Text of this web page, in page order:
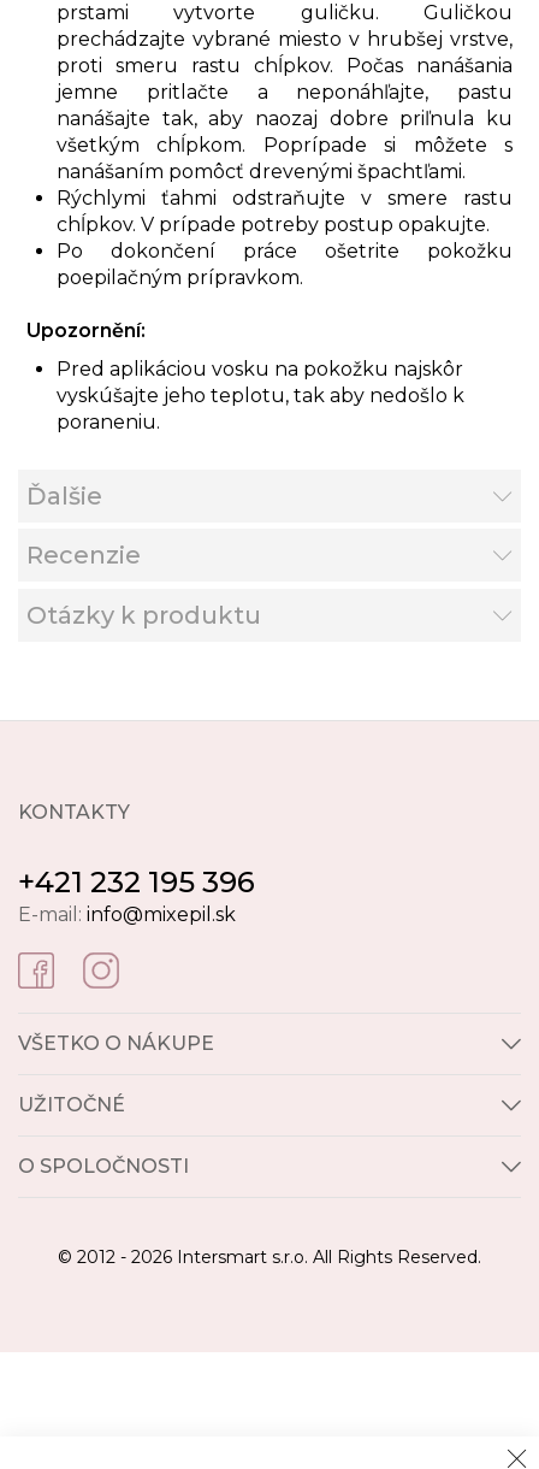
prstami vytvorte guličku. Guličkou
prechádzajte vybrané miesto v hrubšej vrstve,
proti smeru rastu chĺpkov. Počas nanášania
jemne pritlačte a neponáhľajte, pastu
nanášajte tak, aby naozaj dobre priľnula ku
všetkým chĺpkom. Poprípade si môžete s
nanášaním pomôcť drevenými špachtľami.
Rýchlymi ťahmi odstraňujte v smere rastu
chĺpkov. V prípade potreby postup opakujte.
Po dokončení práce ošetrite pokožku
poepilačným prípravkom.
Upozornění:
Pred aplikáciou vosku na pokožku najskôr
vyskúšajte jeho teplotu, tak aby nedošlo k
poraneniu.
Ďalšie
Recenzie
Otázky k produktu
KONTAKTY
+421 232 195 396
E-mail: info@mixepil.sk
VŠETKO O NÁKUPE
UŽITOČNÉ
O SPOLOČNOSTI
© 2012 - 2026 Intersmart s.r.o. All Rights Reserved.